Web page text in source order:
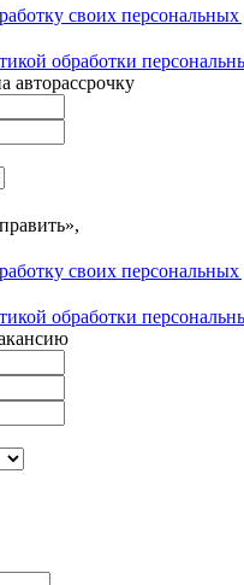
своих
обработки
авторассрочку
своих
обработки